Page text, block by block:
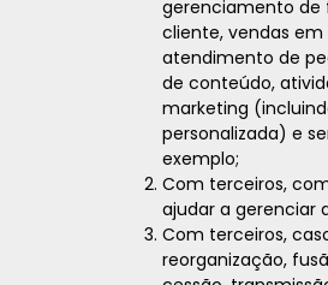
gerenciamento de
cliente, vendas em
atendimento de
de conteúdo,
marketing
personalizada) e
exemplo;
Com terceiros,
ajudar a gerenciar
Com terceiros,
reorganização,